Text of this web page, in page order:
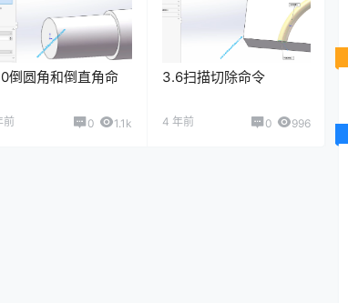
倒圆角和倒直角命
前 0 1.1k
3.6扫描切除命令
4 年前 0 996